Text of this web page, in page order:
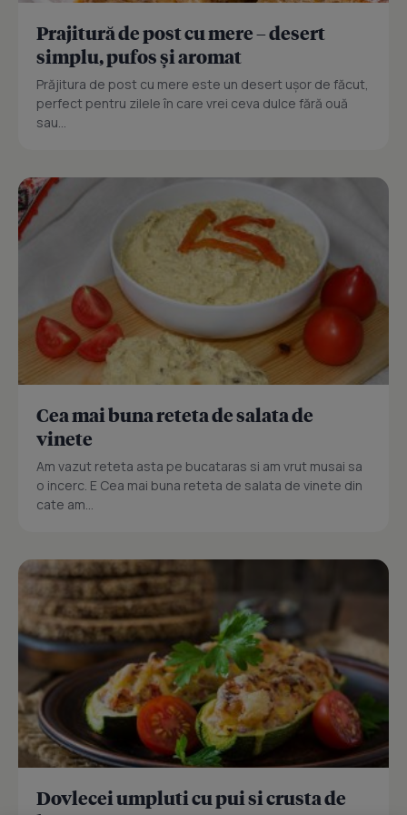
Prajitură de post cu mere – desert
simplu, pufos și aromat
Prăjitura de post cu mere este un desert ușor de făcut,
perfect pentru zilele în care vrei ceva dulce fără ouă
sau...
Cea mai buna reteta de salata de
vinete
Am vazut reteta asta pe bucataras si am vrut musai sa
o incerc. E Cea mai buna reteta de salata de vinete din
cate am...
Dovlecei umpluti cu pui si crusta de